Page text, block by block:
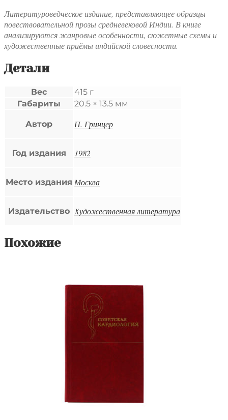
Литературоведческое издание, представляющее образцы
повествовательной прозы средневековой Индии. В книге
анализируются жанровые особенности, сюжетные схемы и
художественные приёмы индийской словесности.
Детали
Вес
415 г
Габариты
20.5 × 13.5 мм
Автор П. Гринцер
Год издания 1982
Место издания Москва
Издательство Художественная литература
Похожие